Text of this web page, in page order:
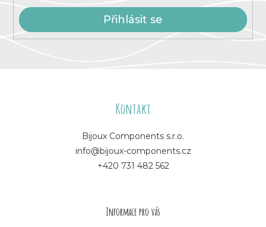
Přihlásit se
Kontakt
Bijoux Components s.r.o.
info@bijoux-components.cz
+420 731 482 562
Informace pro vás